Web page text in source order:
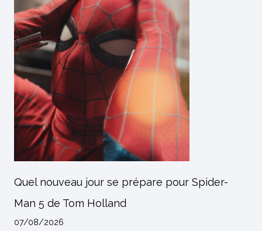
Quel nouveau jour se prépare pour Spider-
Man 5 de Tom Holland
07/08/2026